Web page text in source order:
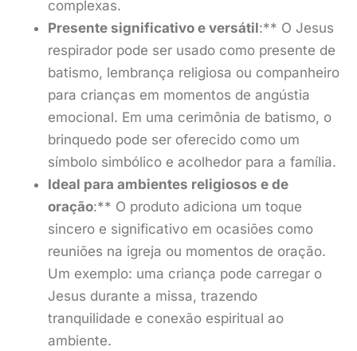
complexas.
Presente significativo e versátil:** O Jesus
respirador pode ser usado como presente de
batismo, lembrança religiosa ou companheiro
para crianças em momentos de angústia
emocional. Em uma cerimônia de batismo, o
brinquedo pode ser oferecido como um
símbolo simbólico e acolhedor para a família.
Ideal para ambientes religiosos e de
oração:** O produto adiciona um toque
sincero e significativo em ocasiões como
reuniões na igreja ou momentos de oração.
Um exemplo: uma criança pode carregar o
Jesus durante a missa, trazendo
tranquilidade e conexão espiritual ao
ambiente.